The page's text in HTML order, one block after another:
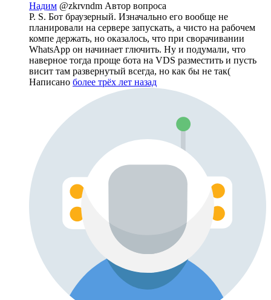
Надим @zkrvndm Автор вопроса
P. S. Бот браузерный. Изначально его вообще не
планировали на сервере запускать, а чисто на рабочем
компе держать, но оказалось, что при сворачивании
WhatsApp он начинает глючить. Ну и подумали, что
наверное тогда проще бота на VDS разместить и пусть
висит там развернутый всегда, но как бы не так(
Написано более трёх лет назад